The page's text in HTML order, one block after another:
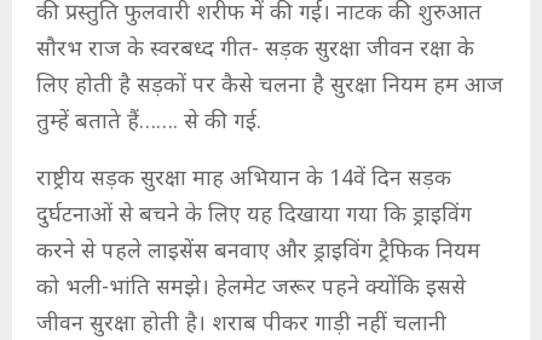
की प्रस्तुति फुलवारी शरीफ में की गई। नाटक की शुरुआत
सौरभ राज के स्वरबध्द गीत- सड़क सुरक्षा जीवन रक्षा के
लिए होती है सड़कों पर कैसे चलना है सुरक्षा नियम हम आज
तुम्हें बताते हैं……. से की गई.
राष्ट्रीय सड़क सुरक्षा माह अभियान के 14वें दिन सड़क
दुर्घटनाओं से बचने के लिए यह दिखाया गया कि ड्राइविंग
करने से पहले लाइसेंस बनवाए और ड्राइविंग ट्रैफिक नियम
को भली-भांति समझे। हेलमेट जरूर पहने क्योंकि इससे
जीवन सुरक्षा होती है। शराब पीकर गाड़ी नहीं चलानी